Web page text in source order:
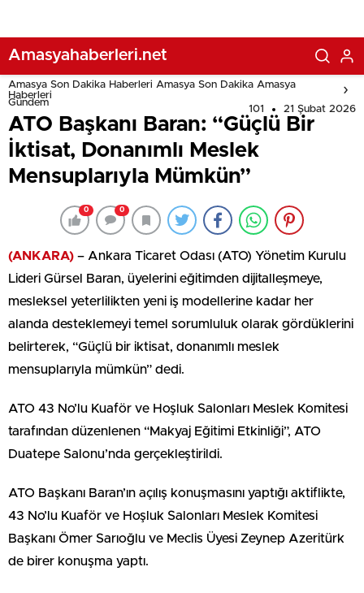
Amasyahaberleri.net
Amasya Son Dakika Haberleri Amasya Son Dakika Amasya
Haberleri
Gündem
101 21 Şubat 2026
ATO Başkanı Baran: “Güçlü Bir
İktisat, Donanımlı Meslek
Mensuplarıyla Mümkün”
0 0
(ANKARA) – Ankara Ticaret Odası (ATO) Yönetim Kurulu
Lideri Gürsel Baran, üyelerini eğitimden dijitalleşmeye,
mesleksel yeterlilikten yeni iş modellerine kadar her
alanda desteklemeyi temel sorumluluk olarak gördüklerini
belirterek, “Güçlü bir iktisat, donanımlı meslek
mensuplarıyla mümkün” dedi.
ATO 43 No’lu Kuaför ve Hoşluk Salonları Meslek Komitesi
tarafından düzenlenen “Makyaj Eğitimi Etkinliği”, ATO
Duatepe Salonu’nda gerçekleştirildi.
ATO Başkanı Baran’ın açılış konuşmasını yaptığı aktiflikte,
43 No’lu Kuaför ve Hoşluk Salonları Meslek Komitesi
Başkanı Ömer Sarıoğlu ve Meclis Üyesi Zeynep Azeritürk
de birer konuşma yaptı.